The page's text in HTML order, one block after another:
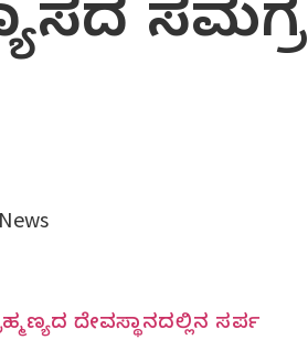
ಸಮಗ್ರ
News
ದೇವಸ್ಥಾನದಲ್ಲಿನ ಸರ್ಪ